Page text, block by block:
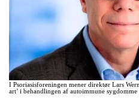
I Psoriasisforeningen mener direktør Lars
art’ i behandlingen af autoimmune sygdomme